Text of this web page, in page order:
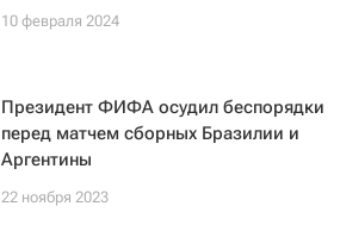
10 февраля 2024
Президент ФИФА осудил беспорядки
перед матчем сборных Бразилии и
Аргентины
22 ноября 2023